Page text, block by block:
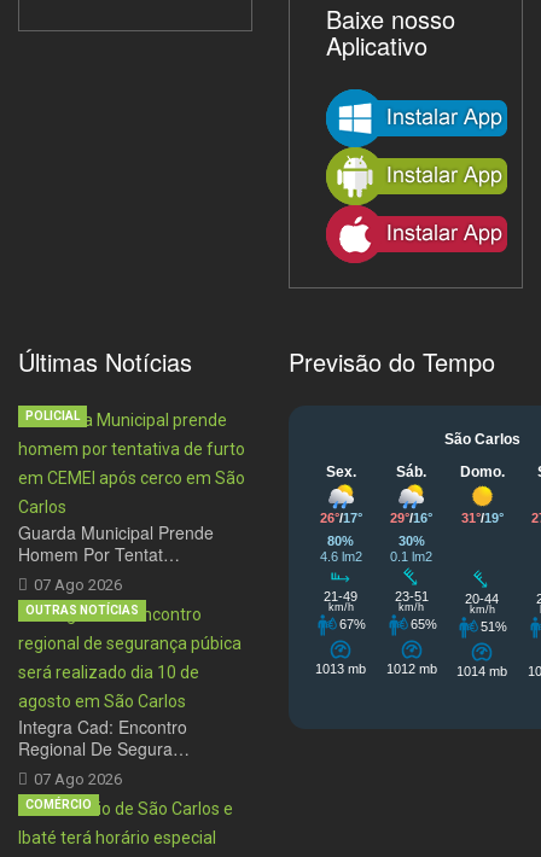
Baixe nosso
Aplicativo
Últimas Notícias
Guarda Municipal Prende
Homem Por Tentat…
07 Ago 2026
POLICIAL
Integra Cad: Encontro
Regional De Segura…
07 Ago 2026
OUTRAS NOTÍCIAS
COMÉRCIO
Previsão do Tempo